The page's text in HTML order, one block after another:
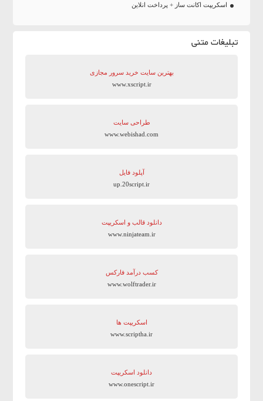
اسکریپت اکانت ساز + پرداخت انلاین
تبلیغات متنی
بهترین سایت‌ خرید سرور مجازی
www.xscript.ir
طراحی سایت
www.webishad.com
آپلود فایل
up.20script.ir
دانلود قالب و اسکریپت
www.ninjateam.ir
کسب درآمد فارکس
www.wolftrader.ir
اسکریپت ها
www.scriptha.ir
دانلود اسکریپت
www.onescript.ir